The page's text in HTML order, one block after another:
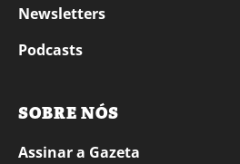
Newsletters
Podcasts
SOBRE NÓS
Assinar a Gazeta